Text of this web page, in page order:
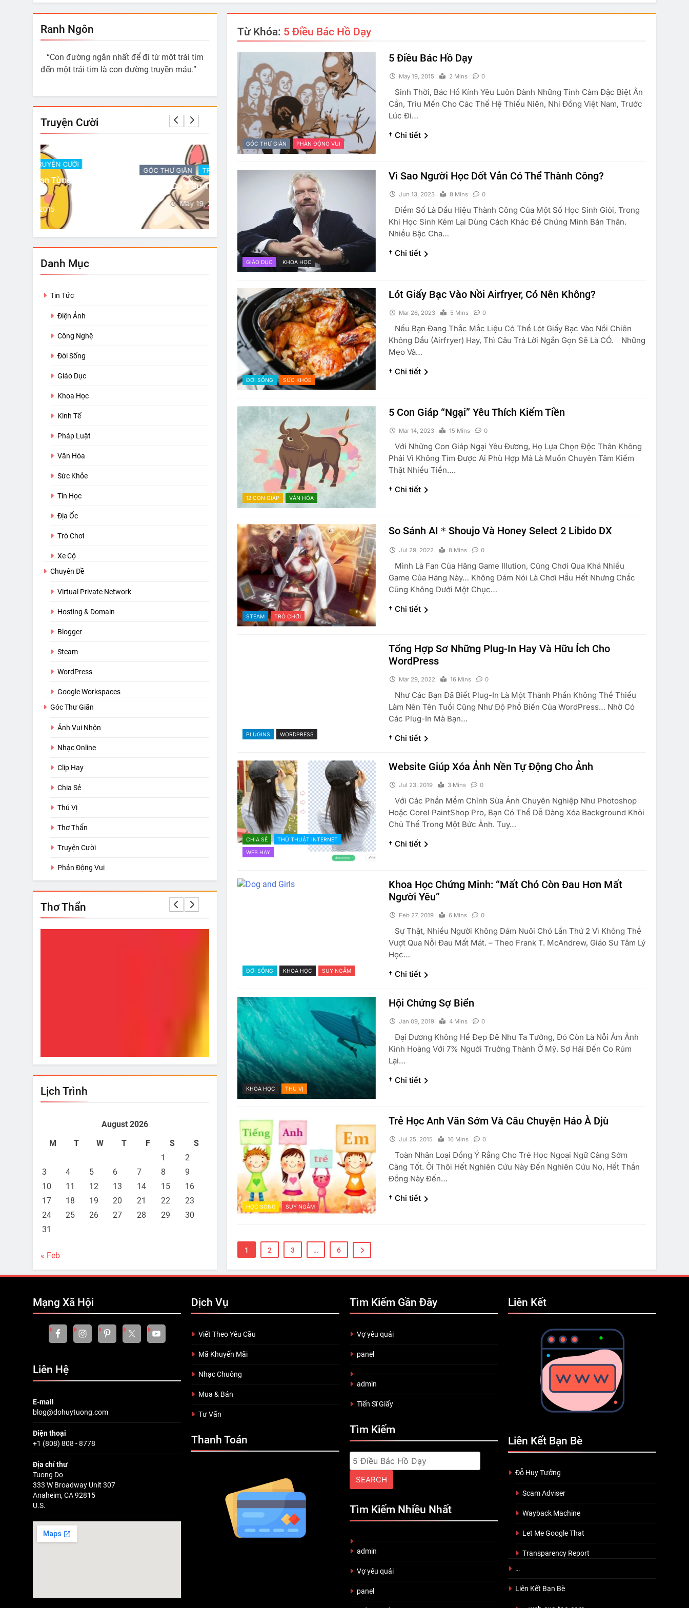
Ranh Ngôn
“Con đường ngắn nhất để đi từ một trái tim
đến một trái tim là con đường truyền máu.”
Truyện Cười
GÓC THƯ GIÃN TRUYỆN CƯỜI PHẢN ĐỘNG VUI TRUYỆN CƯỜI
Đồng Chí Chúa
May 19, 2015
GÓC THƯ GIÃN TRUYỆN CƯỜI
Danh Mục
Tin Tức
Điện Ảnh
Công Nghệ
Đời Sống
Giáo Dục
Khoa Học
Kinh Tế
Pháp Luật
Văn Hóa
Sức Khỏe
Tin Học
Địa Ốc
Trò Chơi
Xe Cộ
Chuyên Đề
Virtual Private Network
Hosting & Domain
Blogger
Steam
WordPress
Google Workspaces
Góc Thư Giãn
Ảnh Vui Nhộn
Nhạc Online
Clip Hay
Chia Sẻ
Thú Vị
Thơ Thẩn
Truyện Cười
Phản Động Vui
Thơ Thẩn
Bí Kiếp Cưa Gái
May 19, 2015
Bách Khoa Đại Cáo
May 19, 2015
Lòng Cố Nhớ Để Mà Quên
May 19, 2015
Lịch Trình
August 2026
M
T W T F S
S
1
2
3
4 5 6 7 8
9
10
11 12 13 14 15
16
17
18 19 20 21 22
23
24
25 26 27 28 29
30
31
« Feb
Từ Khóa: 5 Điều Bác Hồ Dạy
GÓC THƯ GIÃN PHẢN ĐỘNG VUI
5 Điều Bác Hồ Dạy
May 19, 2015 2 Mins 0
Sinh Thời, Bác Hồ Kính Yêu Luôn Dành Những Tình Cảm Đặc Biệt Ân
Cần, Trìu Mến Cho Các Thế Hệ Thiếu Niên, Nhi Đồng Việt Nam, Trước
Lúc Đi…
† Chi tiết
GIÁO DỤC KHOA HỌC
Vì Sao Người Học Dốt Vẫn Có Thể Thành Công?
Jun 13, 2023 8 Mins 0
Điểm Số Là Dấu Hiệu Thành Công Của Một Số Học Sinh Giỏi, Trong
Khi Học Sinh Kém Lại Dùng Cách Khác Để Chứng Minh Bản Thân.
Nhiều Bậc Cha…
† Chi tiết
ĐỜI SỐNG SỨC KHỎE
Lót Giấy Bạc Vào Nồi Airfryer, Có Nên Không?
Mar 26, 2023 5 Mins 0
Nếu Bạn Đang Thắc Mắc Liệu Có Thể Lót Giấy Bạc Vào Nồi Chiên
Không Dầu (airfryer) Hay, Thì Câu Trả Lời Ngắn Gọn Sẽ Là CÓ. Những
Mẹo Và…
† Chi tiết
12 CON GIÁP VĂN HÓA
5 Con Giáp “ngại” Yêu Thích Kiếm Tiền
Mar 14, 2023 15 Mins 0
Với Những Con Giáp Ngại Yêu Đương, Họ Lựa Chọn Độc Thân Không
Phải Vì Không Tìm Được Ai Phù Hợp Mà Là Muốn Chuyên Tâm Kiếm
Thật Nhiều Tiền….
† Chi tiết
STEAM TRÒ CHƠI
So Sánh AI＊Shoujo Và Honey Select 2 Libido DX
Jul 29, 2022 8 Mins 0
Mình Là Fan Của Hãng Game Illution, Cũng Chơi Qua Khá Nhiều
Game Của Hãng Này… Không Dám Nói Là Chơi Hầu Hết Nhưng Chắc
Cũng Không Dưới Một Chục…
† Chi tiết
PLUGINS WORDPRESS
Tổng Hợp Sơ Những Plug-In Hay Và Hữu Ích Cho
WordPress
Mar 29, 2022 16 Mins 0
Như Các Bạn Đã Biết Plug-In Là Một Thành Phần Không Thể Thiếu
Làm Nên Tên Tuổi Cũng Như Độ Phổ Biến Của WordPress… Nhờ Có
Các Plug-In Mà Bạn…
† Chi tiết
CHIA SẺ THỦ THUẬT INTERNET
WEB HAY
Website Giúp Xóa Ảnh Nền Tự Động Cho Ảnh
Jul 23, 2019 3 Mins 0
Với Các Phần Mềm Chỉnh Sửa Ảnh Chuyên Nghiệp Như Photoshop
Hoặc Corel PaintShop Pro, Bạn Có Thể Dễ Dàng Xóa Background Khỏi
Chủ Thể Trong Một Bức Ảnh. Tuy…
† Chi tiết
ĐỜI SỐNG KHOA HỌC SUY NGẪM
Khoa Học Chứng Minh: “Mất Chó Còn Đau Hơn Mất
Người Yêu”
Feb 27, 2019 6 Mins 0
Sự Thật, Nhiều Người Không Dám Nuôi Chó Lần Thứ 2 Vì Không Thể
Vượt Qua Nỗi Đau Mất Mát. – Theo Frank T. McAndrew, Giáo Sư Tâm Lý
Học…
† Chi tiết
KHOA HỌC THÚ VỊ
Hội Chứng Sợ Biển
Jan 09, 2019 4 Mins 0
Đại Dương Không Hề Đẹp Đẽ Như Ta Tưởng, Đó Còn Là Nỗi Ảm Ảnh
Kinh Hoàng Với 7% Người Trưởng Thành Ở Mỹ. Sợ Hãi Đến Co Rúm
Lại…
† Chi tiết
HỌC SỐNG SUY NGẪM
Trẻ Học Anh Văn Sớm Và Câu Chuyện Háo À Djù
Jul 25, 2015 16 Mins 0
Toàn Nhân Loại Đồng Ý Rằng Cho Trẻ Học Ngoại Ngữ Càng Sớm
Càng Tốt. Ôi Thôi Hết Nghiên Cứu Này Đến Nghiên Cứu Nọ, Hết Thần
Đồng Này Đến…
† Chi tiết
1 2 3 … 6
Mạng Xã Hội
Liên Hệ
E-mail
blog@dohuytuong.com
Điện thoại
+1 (808) 808 - 8778
Địa chỉ thư
Tuong Do
333 W Broadway Unit 307
Anaheim, CA 92815
U.S.
Dịch Vụ
Viết Theo Yêu Cầu
Mã Khuyến Mãi
Nhạc Chuông
Mua & Bán
Tư Vấn
Thanh Toán
Tìm Kiếm Gần Đây
Vợ yêu quái
panel
admin
Tiến Sĩ Giấy
Tìm Kiếm
Search
for:
Tìm Kiếm Nhiều Nhất
admin
Vợ yêu quái
panel
Liên Kết
Liên Kết Bạn Bè
Đỗ Huy Tưởng
Scam Adviser
Wayback Machine
Let Me Google That
Transparency Report
…
Liên Kết Bạn Bè